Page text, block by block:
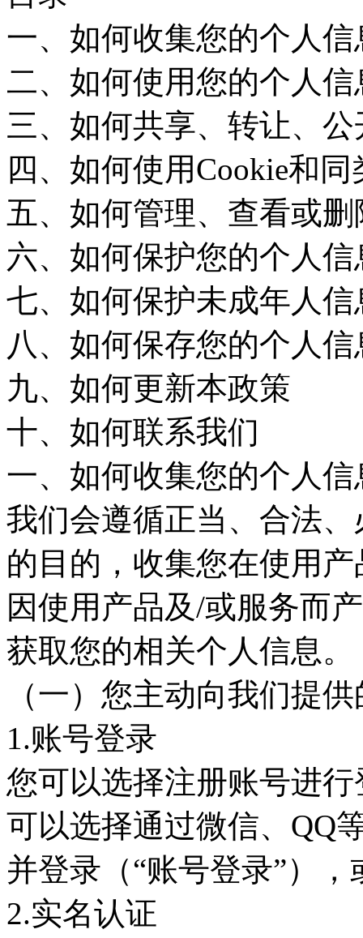
一、如何收集您的个人信
二、如何使用您的个人信
三、如何共享、转让、
四、如何使用Cookie和同
五、如何管理、查看或
六、如何保护您的个人信
七、如何保护未成年人信
八、如何保存您的个人信
九、如何更新本政策
十、如何联系我们
一、如何收集您的个人信
我们会遵循正当、合法
的目的，收集您在使用
因使用产品及/或服务而
获取您的相关个人信息。
（一）您主动向我们提
1.账号登录
您可以选择注册账号进
可以选择通过微信、QQ
并登录（“账号登录”）
2.实名认证